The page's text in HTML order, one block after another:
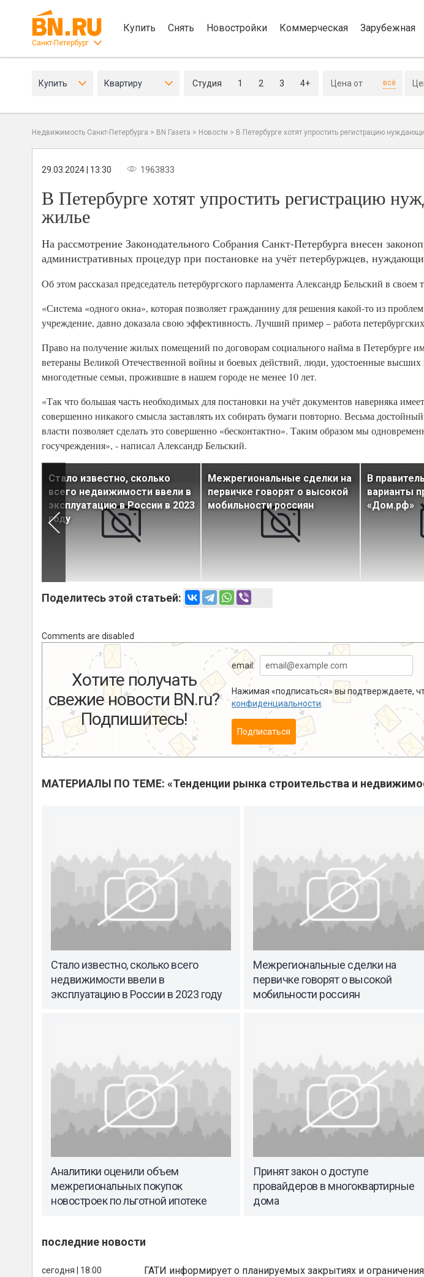
Санкт-Петербург
Купить Снять Новостройки Коммерческая Зарубежная
Купить Квартиру Студия 1 2 3 4+ всё
Недвижимость Санкт-Петербурга > BN Газета > Новости > В Петербурге хотят упростить регистрацию
29.03.2024 | 13:30 1963833
В Петербурге хотят упростить регистрацию
жилье
На рассмотрение Законодательного Собрания Санкт-Петербурга внесен
административных процедур при постановке на учёт петербуржцев,
Об этом рассказал председатель петербургского парламента Александр Бельский в своем
«Система «одного окна», которая позволяет гражданину для решения какой-то из
учреждение, давно доказала свою эффективность. Лучший пример – работа
Право на получение жилых помещений по договорам социального найма в Петербурге
ветераны Великой Отечественной войны и боевых действий, люди, удостоенные
многодетные семьи, прожившие в нашем городе не менее 10 лет.
«Так что большая часть необходимых для постановки на учёт документов наверняка
совершенно никакого смысла заставлять их собирать бумаги повторно. Весьма
власти позволяет сделать это совершенно «бесконтактно». Таким образом мы
госучреждения», - написал Александр Бельский.
Стало известно, сколько
всего недвижимости ввели в
эксплуатацию в России в 2023
году
Межрегиональные сделки на
первичке говорят о высокой
мобильности россиян
В
варианты
«Дом.рф»
Поделитесь этой статьей:
Comments are disabled
Хотите получать
свежие новости BN.ru?
Подпишитесь!
email:
Нажимая «подписаться» вы подтверждаете,
конфиденциальности
Подписаться
МАТЕРИАЛЫ ПО ТЕМЕ: «Тенденции рынка строительства и
Стало известно, сколько всего
недвижимости ввели в
эксплуатацию в России в 2023 году
Межрегиональные сделки на
первичке говорят о высокой
мобильности россиян
Аналитики оценили объем
межрегиональных покупок
новостроек по льготной ипотеке
Принят закон о доступе
провайдеров в многоквартирные
дома
последние новости
сегодня | 18:00 ГАТИ информирует о планируемых закрытиях и